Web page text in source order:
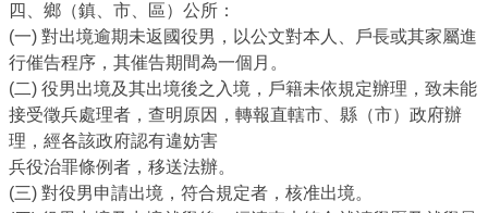
四、鄉（鎮、市、區）公所：
(一) 對出境逾期未返國役男，以公文對本人、戶長或其家屬進
行催告程序，其催告期間為一個月。
(二) 役男出境及其出境後之入境，戶籍未依規定辦理，致未能
接受徵兵處理者，查明原因，轉報直轄市、縣（市）政府辦
理，經各該政府認有違妨害
兵役治罪條例者，移送法辦。
(三) 對役男申請出境，符合規定者，核准出境。